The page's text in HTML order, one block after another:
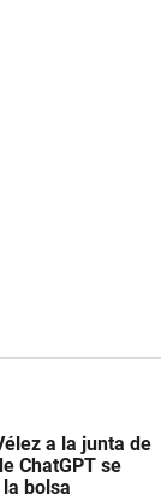
a la junta de
ChatGPT se
bolsa